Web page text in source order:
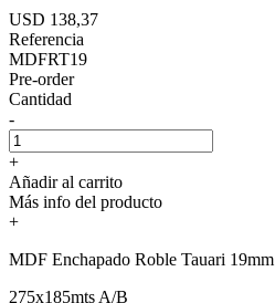
USD 138,37
Referencia
MDFRT19
Pre-order
Cantidad
-
+
Añadir al carrito
Más info del producto
+
MDF Enchapado Roble Tauari 19mm
275x185mts A/B